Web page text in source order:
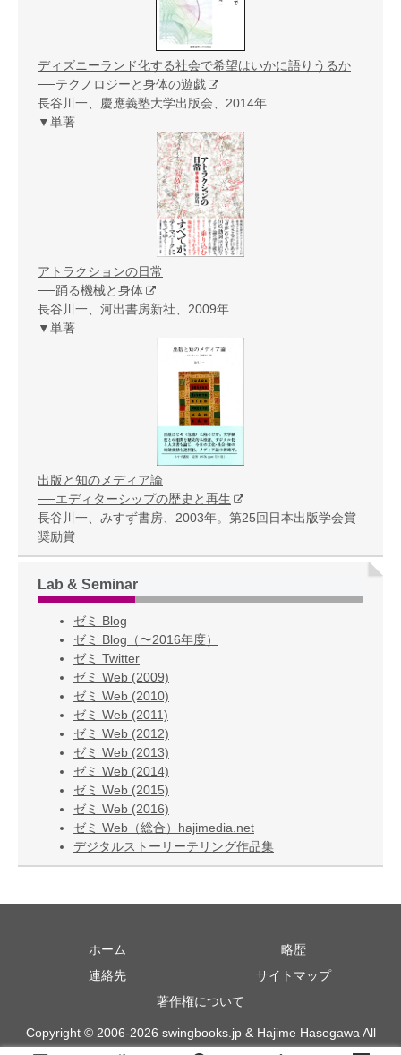
ディズニーランド化する社会で希望はいかに語りうるか
──テクノロジーと身体の遊戯
長谷川一、慶應義塾大学出版会、2014年
▼単著
アトラクションの日常
──踊る機械と身体
長谷川一、河出書房新社、2009年
▼単著
出版と知のメディア論
──エディターシップの歴史と再生
長谷川一、みすず書房、2003年。第25回日本出版学会賞
奨励賞
Lab & Seminar
ゼミ Blog
ゼミ Blog（〜2016年度）
ゼミ Twitter
ゼミ Web (2009)
ゼミ Web (2010)
ゼミ Web (2011)
ゼミ Web (2012)
ゼミ Web (2013)
ゼミ Web (2014)
ゼミ Web (2015)
ゼミ Web (2016)
ゼミ Web（総合）hajimedia.net
デジタルストーリーテリング作品集
ホーム
略歴
連絡先
サイトマップ
著作権について
Copyright © 2006-2026 swingbooks.jp & Hajime Hasegawa All